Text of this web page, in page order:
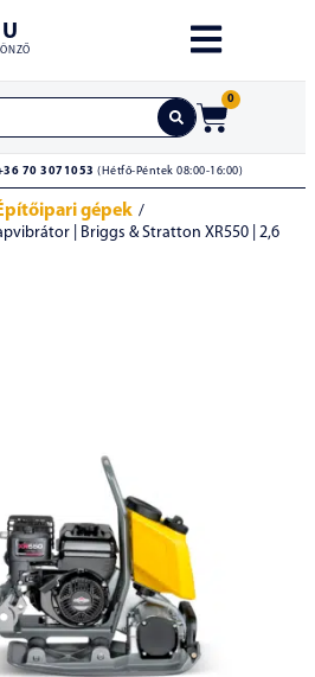
0
70 3071053 (Hétfő-Péntek 08:00-16:00)
gépek /
| Briggs & Stratton XR550 | 2,6